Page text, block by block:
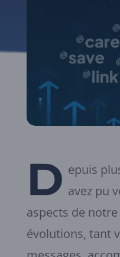
D epuis
avez pu
aspects de
évolutions, tant